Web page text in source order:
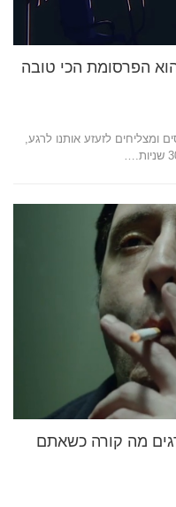
הפרסומת הכי טובה
ומצליחים לזעזע אותנו לרגע,
מה קורה כשאתם